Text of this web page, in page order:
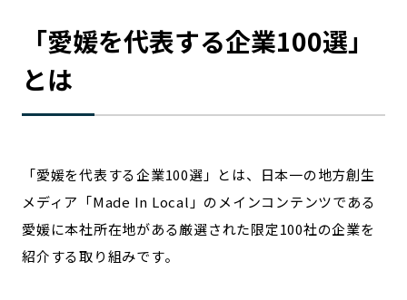
カテゴリから探す
特集コンテンツ
イベント
飲食店
地域豆知識
「愛媛を代表する企業100選」
とは
「愛媛を代表する企業100選」とは、日本一の地方創生
メディア「Made In Local」のメインコンテンツである
愛媛に本社所在地がある厳選された限定100社の企業を
紹介する取り組みです。